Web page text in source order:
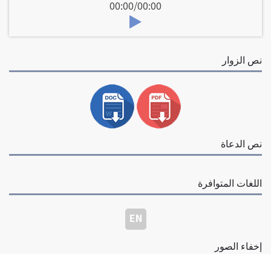
00:00/00:00
نص الزوار
نص الدعاة
اللغات المتوافرة
EN
إخفاء الصور